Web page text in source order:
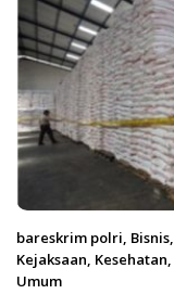
bareskrim polri, Bisnis,
Kejaksaan, Kesehatan,
Umum